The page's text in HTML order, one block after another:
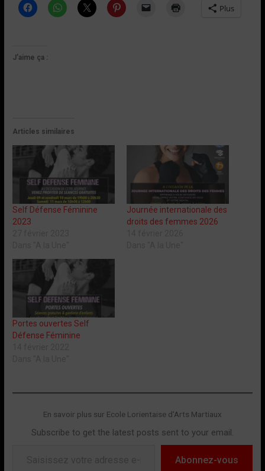
Plus
J’aime ça :
Articles similaires
Self Défense Féminine
2023
Journée internationale des
droits des femmes 2026
Portes ouvertes Self
Défense Féminine
En savoir plus sur Ecole Lorientaise d'Arts Martiaux
Subscribe to get the latest posts sent to your email.
Abonnez-vous